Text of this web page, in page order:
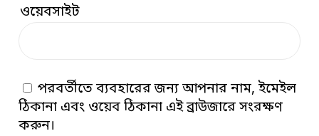
ওয়েবসাইট
পরবর্তীতে ব্যবহারের জন্য আপনার নাম, ইমেইল
ঠিকানা এবং ওয়েব ঠিকানা এই ব্রাউজারে সংরক্ষণ
করুন।